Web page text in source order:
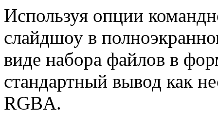
Используя опции
слайдшоу в
виде набора файлов в
стандартный вывод как
RGBA.